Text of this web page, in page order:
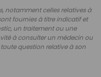
notamment celles relatives à
fournies à titre indicatif et
un traitement ou une
à consulter un médecin ou
question relative à son